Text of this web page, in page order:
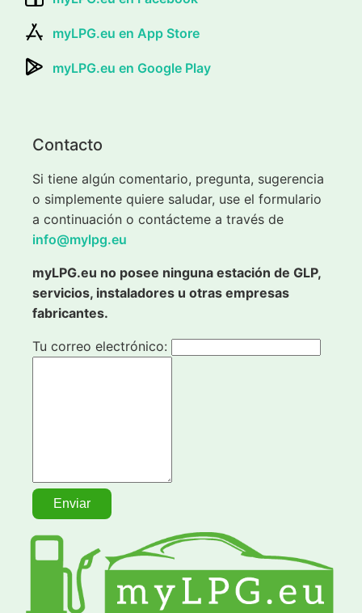
myLPG.eu en App Store
myLPG.eu en Google Play
Contacto
Si tiene algún comentario, pregunta, sugerencia
o simplemente quiere saludar, use el formulario
a continuación o contácteme a través de
info@mylpg.eu
myLPG.eu no posee ninguna estación de GLP,
servicios, instaladores u otras empresas
fabricantes.
Tu correo electrónico: